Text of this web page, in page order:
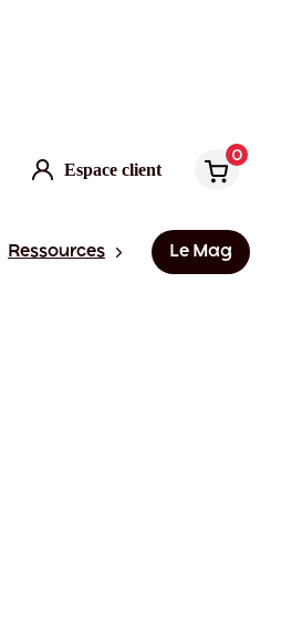
Espace client
0
Ressources Le Mag